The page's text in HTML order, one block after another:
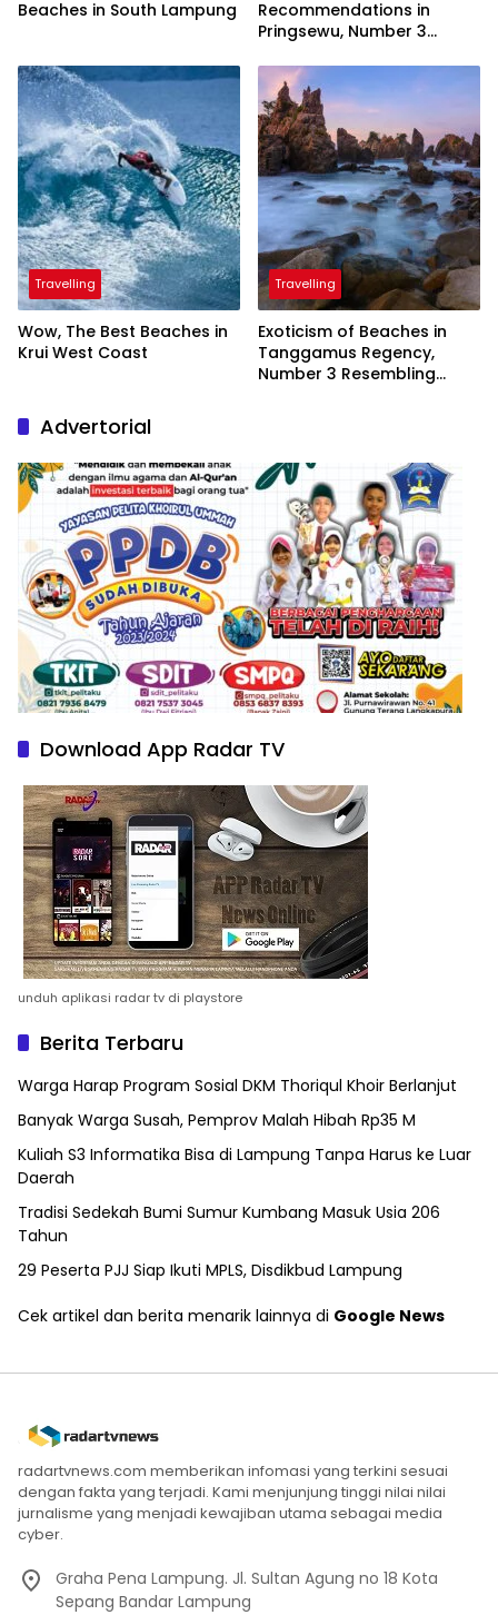
Beaches in South Lampung
Recommendations in
Pringsewu, Number 3
President
Travelling
Wow, The Best Beaches in
Krui West Coast
Travelling
Exoticism of Beaches in
Tanggamus Regency,
Number 3 Resembling
Advertorial
Download App Radar TV
unduh aplikasi radar tv di playstore
Berita Terbaru
Warga Harap Program Sosial DKM Thoriqul Khoir Berlanjut
Banyak Warga Susah, Pemprov Malah Hibah Rp35 M
Kuliah S3 Informatika Bisa di Lampung Tanpa Harus ke Luar
Daerah
Tradisi Sedekah Bumi Sumur Kumbang Masuk Usia 206
Tahun
29 Peserta PJJ Siap Ikuti MPLS, Disdikbud Lampung
Cek artikel dan berita menarik lainnya di Google News
radartvnews.com memberikan infomasi yang terkini sesuai
dengan fakta yang terjadi. Kami menjunjung tinggi nilai nilai
jurnalisme yang menjadi kewajiban utama sebagai media
cyber.
Graha Pena Lampung. Jl. Sultan Agung no 18 Kota
Sepang Bandar Lampung